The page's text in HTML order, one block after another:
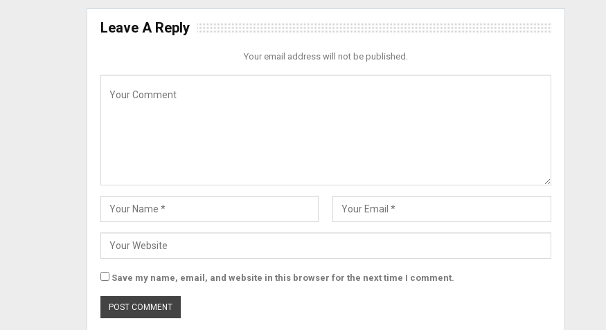
Leave A Reply
Your email address will not be published.
Save my name, email, and website in this browser for the next time I comment.